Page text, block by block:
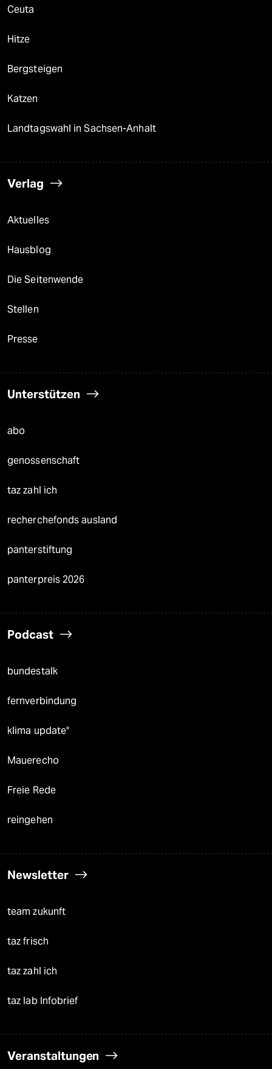
Ceuta
Hitze
Bergsteigen
Katzen
Landtagswahl in Sachsen-Anhalt
Verlag
Aktuelles
Hausblog
Die Seitenwende
Stellen
Presse
Unterstützen
abo
genossenschaft
taz zahl ich
recherchefonds ausland
panterstiftung
panterpreis 2026
Podcast
bundestalk
fernverbindung
klima update°
Mauerecho
Freie Rede
reingehen
Newsletter
team zukunft
taz frisch
taz zahl ich
taz lab Infobrief
Veranstaltungen